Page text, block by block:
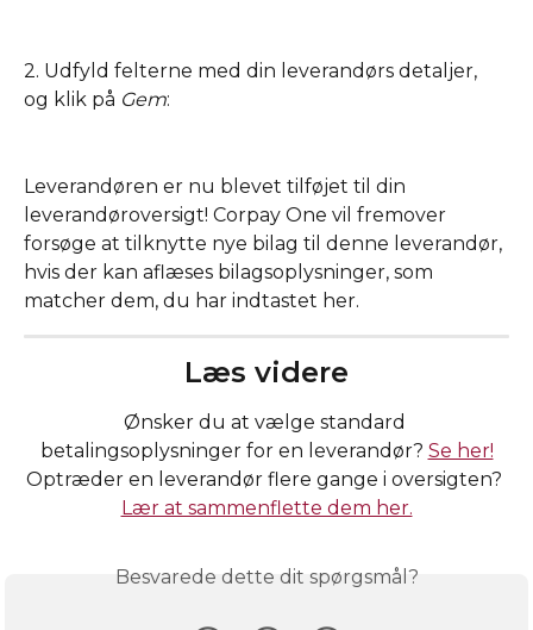
2. Udfyld felterne med din leverandørs detaljer,
og klik på Gem:
Leverandøren er nu blevet tilføjet til din
leverandøroversigt! Corpay One vil fremover
forsøge at tilknytte nye bilag til denne leverandør,
hvis der kan aflæses bilagsoplysninger, som
matcher dem, du har indtastet her.
Læs videre
Ønsker du at vælge standard
betalingsoplysninger for en leverandør? Se her!
Optræder en leverandør flere gange i oversigten?
Lær at sammenflette dem her.
Besvarede dette dit spørgsmål?